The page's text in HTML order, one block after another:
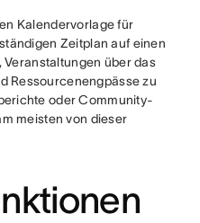
Kalendervorlage für
Zeitplan auf einen
Veranstaltungen über das
Ressourcenengpässe zu
oder Community-
meisten von dieser